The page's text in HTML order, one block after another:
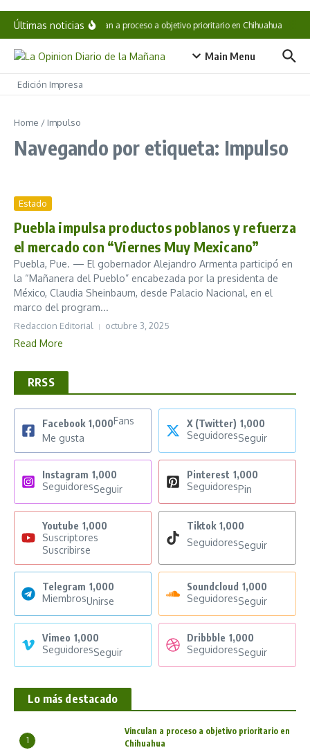
Saltar al contenido
Últimas noticiasVinculan a proceso a objetivo prioritario en Chihuahua
Main Menu
Edición Impresa
Home / Impulso
Navegando por etiqueta: Impulso
Estado
Puebla impulsa productos poblanos y refuerza
el mercado con “Viernes Muy Mexicano”
Puebla, Pue. — El gobernador Alejandro Armenta participó en
la “Mañanera del Pueblo” encabezada por la presidenta de
México, Claudia Sheinbaum, desde Palacio Nacional, en el
marco del program...
Redaccion Editorial octubre 3, 2025
Read More
RRSS
Facebook 1,000Fans
Me gusta
X (Twitter) 1,000
SeguidoresSeguir
Instagram 1,000
SeguidoresSeguir
Pinterest 1,000
SeguidoresPin
Youtube 1,000
Suscriptores
Suscribirse
Tiktok 1,000
SeguidoresSeguir
Telegram 1,000
MiembrosUnirse
Soundcloud 1,000
SeguidoresSeguir
Vimeo 1,000
SeguidoresSeguir
Dribbble 1,000
SeguidoresSeguir
Lo más destacado
1
Vinculan a proceso a objetivo prioritario en
Chihuahua